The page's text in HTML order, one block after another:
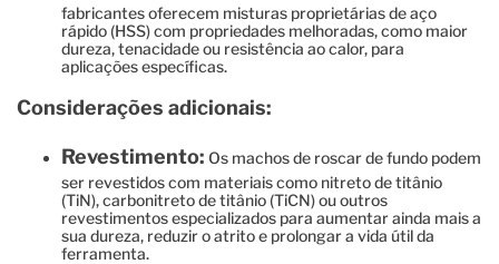
fabricantes oferecem misturas proprietárias de aço
rápido (HSS) com propriedades melhoradas, como maior
dureza, tenacidade ou resistência ao calor, para
aplicações específicas.
Considerações adicionais:
Revestimento: Os machos de roscar de fundo podem
ser revestidos com materiais como nitreto de titânio
(TiN), carbonitreto de titânio (TiCN) ou outros
revestimentos especializados para aumentar ainda mais a
sua dureza, reduzir o atrito e prolongar a vida útil da
ferramenta.